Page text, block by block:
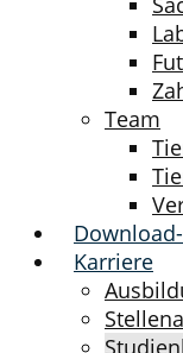
Team
Karriere